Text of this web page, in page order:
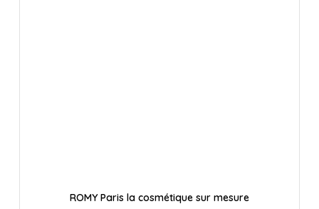
ROMY Paris la cosmétique sur mesure